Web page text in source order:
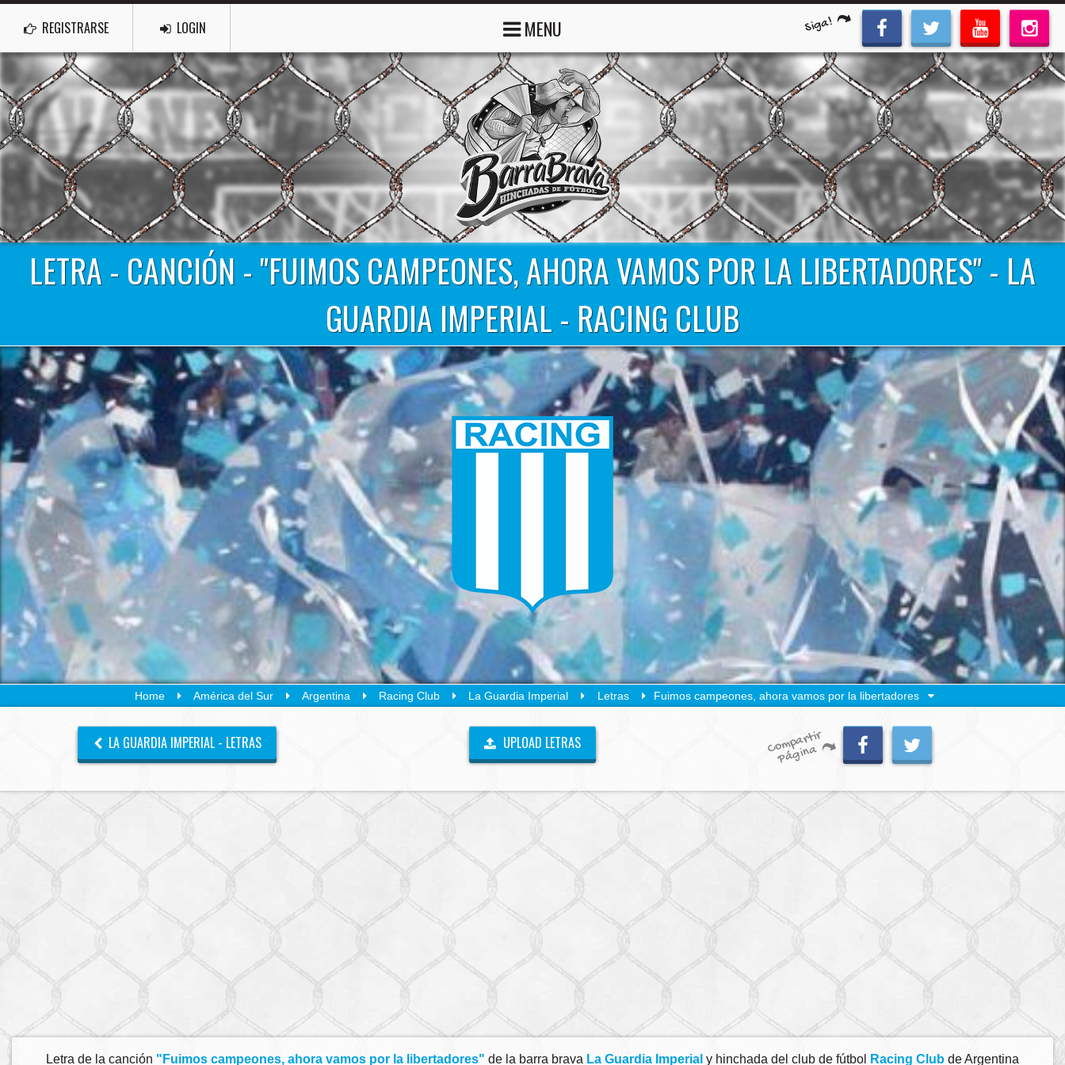
REGISTRARSE LOGIN MENU Siga!
LETRA - CANCIÓN - "FUIMOS CAMPEONES, AHORA VAMOS POR LA LIBERTADORES" - LA
GUARDIA IMPERIAL - RACING CLUB
Home América del Sur Argentina Racing Club La Guardia Imperial Letras Fuimos campeones, ahora vamos por la libertadores
LA GUARDIA IMPERIAL - LETRAS UPLOAD LETRAS C
o
m
p
artir
P
á
gi
n
a
Letra de la canción "Fuimos campeones, ahora vamos por la libertadores" de la barra brava La Guardia Imperial y hinchada del club de fútbol Racing Club de Argentina